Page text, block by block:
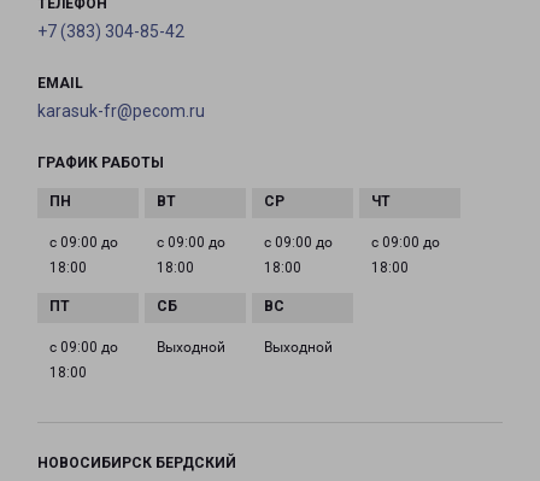
ТЕЛЕФОН
+7 (383) 304-85-42
EMAIL
karasuk-fr@pecom.ru
ГРАФИК РАБОТЫ
с 09:00 до
18:00
с 09:00 до
18:00
с 09:00 до
18:00
с 09:00 до
18:00
с 09:00 до
18:00
Выходной Выходной
НОВОСИБИРСК БЕРДСКИЙ